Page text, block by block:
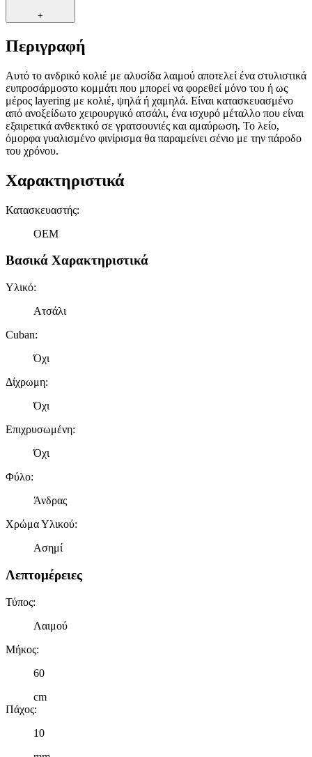
+
Περιγραφή
Αυτό το ανδρικό κολιέ με αλυσίδα λαιμού αποτελεί ένα στυλιστικά
ευπροσάρμοστο κομμάτι που μπορεί να φορεθεί μόνο του ή ως
μέρος layering με κολιέ, ψηλά ή χαμηλά. Είναι κατασκευασμένο
από ανοξείδωτο χειρουργικό ατσάλι, ένα ισχυρό μέταλλο που είναι
εξαιρετικά ανθεκτικό σε γρατσουνιές και αμαύρωση. Το λείο,
όμορφα γυαλισμένο φινίρισμα θα παραμείνει σένιο με την πάροδο
του χρόνου.
Χαρακτηριστικά
Κατασκευαστής:
OEM
Βασικά Χαρακτηριστικά
Υλικό:
Ατσάλι
Cuban:
Όχι
Δίχρωμη:
Όχι
Επιχρυσωμένη:
Όχι
Φύλο:
Άνδρας
Χρώμα Υλικού:
Ασημί
Λεπτομέρειες
Τύπος:
Λαιμού
Μήκος:
60
cm
Πάχος:
10